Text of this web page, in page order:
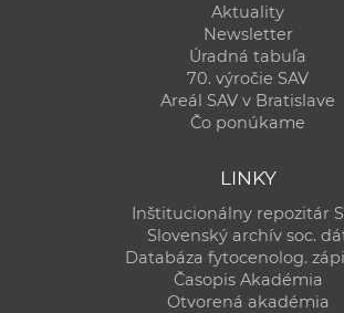
Aktuality
Newsletter
Úradná tabuľa
70. výročie SAV
Areál SAV v Bratislave
Čo ponúkame
LINKY
Inštitucionálny repozitár
Slovenský archív soc.
Databáza fytocenolog.
Časopis Akadémia
Otvorená akadémia